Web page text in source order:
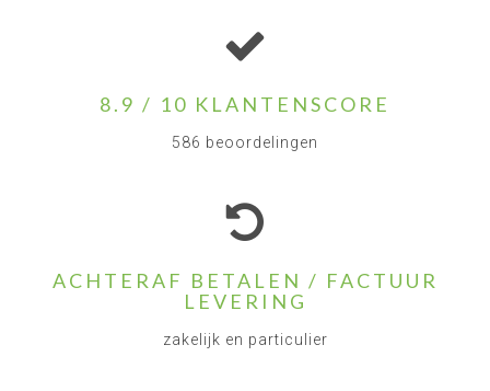
8.9 / 10 KLANTENSCORE
586 beoordelingen
ACHTERAF BETALEN / FACTUUR
LEVERING
zakelijk en particulier